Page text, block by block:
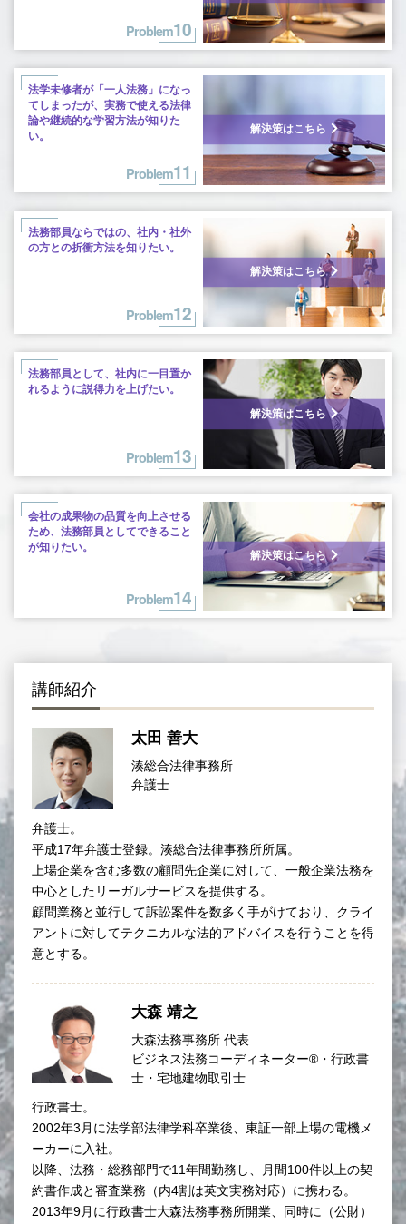
Problem10
法学未修者が「一人法務」になっ
てしまったが、実務で使える法律
論や継続的な学習方法が知りた
い。
Problem11
解決策はこちら
法務部員ならではの、社内・社外
の方との折衝方法を知りたい。
Problem12
解決策はこちら
法務部員として、社内に一目置か
れるように説得力を上げたい。
Problem13
解決策はこちら
会社の成果物の品質を向上させる
ため、 法務部員としてできること
が知りたい。
Problem14
解決策はこちら
講師紹介
太田 善大
湊総合法律事務所
弁護士
弁護士。
平成17年弁護士登録。湊総合法律事務所所属。
上場企業を含む多数の顧問先企業に対して、一般企業法務を
中心としたリーガルサービスを提供する。
顧問業務と並行して訴訟案件を数多く手がけており、クライ
アントに対してテクニカルな法的アドバイスを行うことを得
意とする。
大森 靖之
大森法務事務所 代表
ビジネス法務コーディネーター®・行政書
士・宅地建物取引士
行政書士。
2002年3月に法学部法律学科卒業後、東証一部上場の電機メ
ーカーに入社。
以降、法務・総務部門で11年間勤務し、月間100件以上の契
約書作成と審査業務（内4割は英文実務対応）に携わる。
2013年9月に行政書士大森法務事務所開業、同時に（公財）